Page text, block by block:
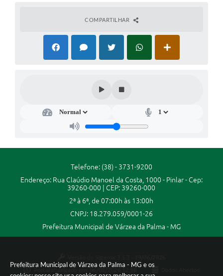
Prefeitura Municipal de Várzea da Palma - MG e os
Secretarias
Telefones Úteis
Diário Oficial
COMPARTILHAR
Telefone: (38) - 3731-9200
Endereço: Rua Claúdio Manoel da Costa, 1000 - Pinlar - Cep:
39260-000 | CEP: 39260-000
2ª à 6ª, de 07:00h às 13:00h
CNPJ: 18.279.059/0001-26
Prefeitura Municipal de Várzea da Palma - MG
Portal atualizado em: